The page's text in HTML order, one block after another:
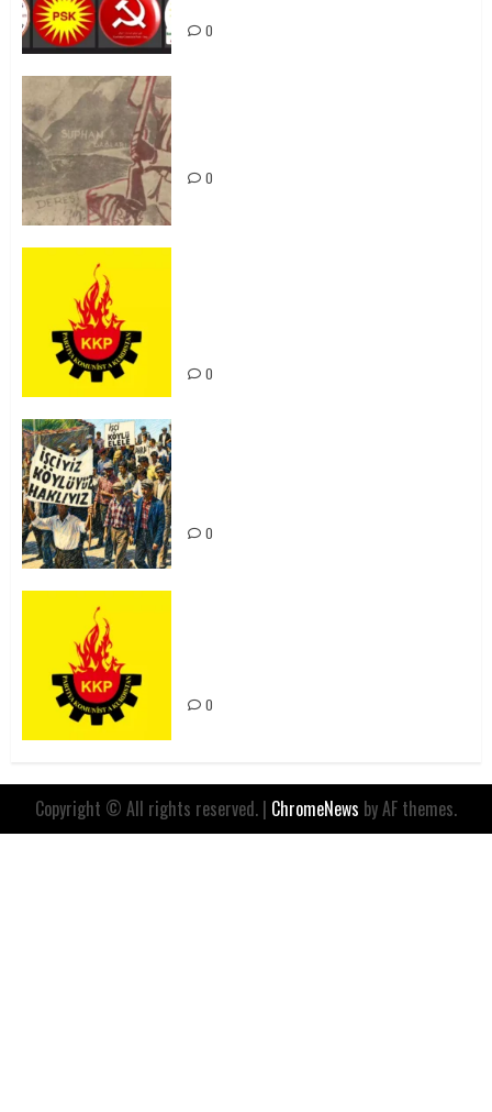
0
0
0
0
0
Copyright © All rights reserved. | ChromeNews by AF themes.